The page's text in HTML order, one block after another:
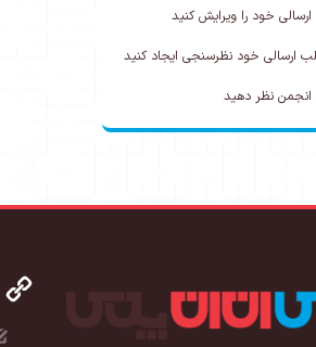
خود را ویرایش کنید
ارسالی خود نظرسنجی ایجاد کنید
انجمن نظر دهید